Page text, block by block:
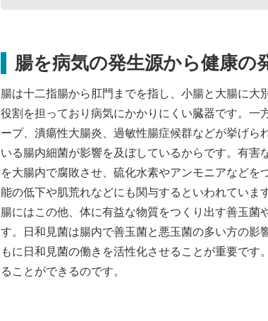
腸を病気の発生源から健康の
腸は十二指腸から肛門までを指し、小腸と大腸に
役割を担っており病気にかかりにくい臓器です。一
ープ、潰瘍性大腸炎、過敏性腸症候群などが挙げ
いる腸内細菌が影響を及ぼしているからです。有
を大腸内で腐敗させ、硫化水素やアンモニアなど
能の低下や肌荒れなどにも関与するといわれています
腸にはこの他、体に有益な物質をつくり出す善玉菌
す。日和見菌は腸内で善玉菌と悪玉菌の多い方の影
もに日和見菌の働きを活性化させることが重要です
ることができるのです。